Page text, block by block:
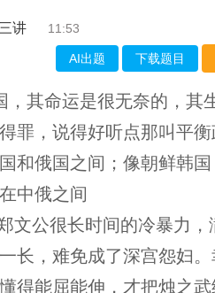
讲 11:53
AI出题 下载题目
，其命运是很无奈的，其
罪，说得好听点那叫平
和俄国之间；像朝鲜韩
中俄之间
文公很长时间的冷暴力，
长，难免成了深宫怨妇
得能屈能伸，才把烛之